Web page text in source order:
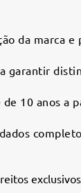
da marca
garantir
10 anos a